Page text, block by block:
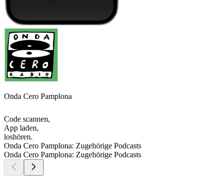
Onda Cero Pamplona
Code scannen,
App laden,
loshören.
Onda Cero Pamplona: Zugehörige Podcasts
Onda Cero Pamplona: Zugehörige Podcasts